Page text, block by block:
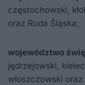
częstochowski,
oraz Ruda Śląska;
województwo
jędrzejowski,
włoszczowski